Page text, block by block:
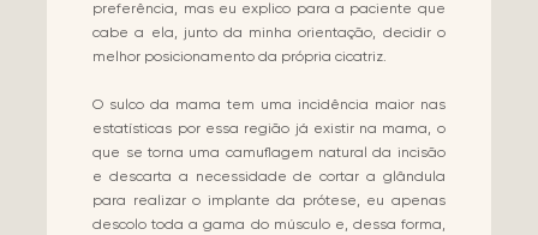
preferência, mas eu explico para a paciente que
cabe a ela, junto da minha orientação, decidir o
melhor posicionamento da própria cicatriz.
O sulco da mama tem uma incidência maior nas
estatísticas por essa região já existir na mama, o
que se torna uma camuflagem natural da incisão
e descarta a necessidade de cortar a glândula
para realizar o implante da prótese, eu apenas
descolo toda a gama do músculo e, dessa forma,